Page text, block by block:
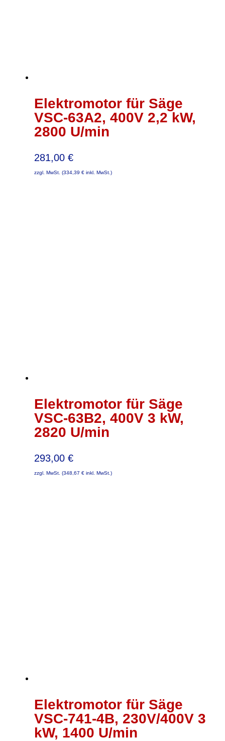
Elektromotor für Säge
VSC-63A2, 400V 2,2 kW,
2800 U/min
281,00 €
zzgl. MwSt. (334,39 € inkl. MwSt.)
Elektromotor für Säge
VSC-63B2, 400V 3 kW,
2820 U/min
293,00 €
zzgl. MwSt. (348,67 € inkl. MwSt.)
Elektromotor für Säge
VSC-741-4B, 230V/400V 3
kW, 1400 U/min